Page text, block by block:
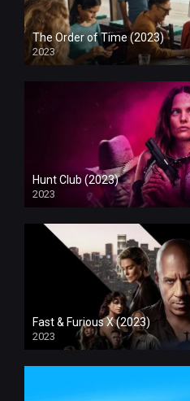
The Order of Time (2023)
2023
Hunt Club (2023)
2023
Fast & Furious X (2023)
2023